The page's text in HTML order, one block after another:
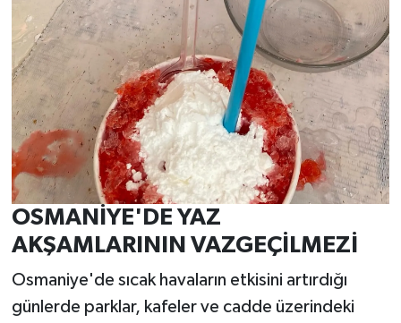
OSMANİYE'DE YAZ
AKŞAMLARININ VAZGEÇİLMEZİ
Osmaniye'de sıcak havaların etkisini artırdığı
günlerde parklar, kafeler ve cadde üzerindeki